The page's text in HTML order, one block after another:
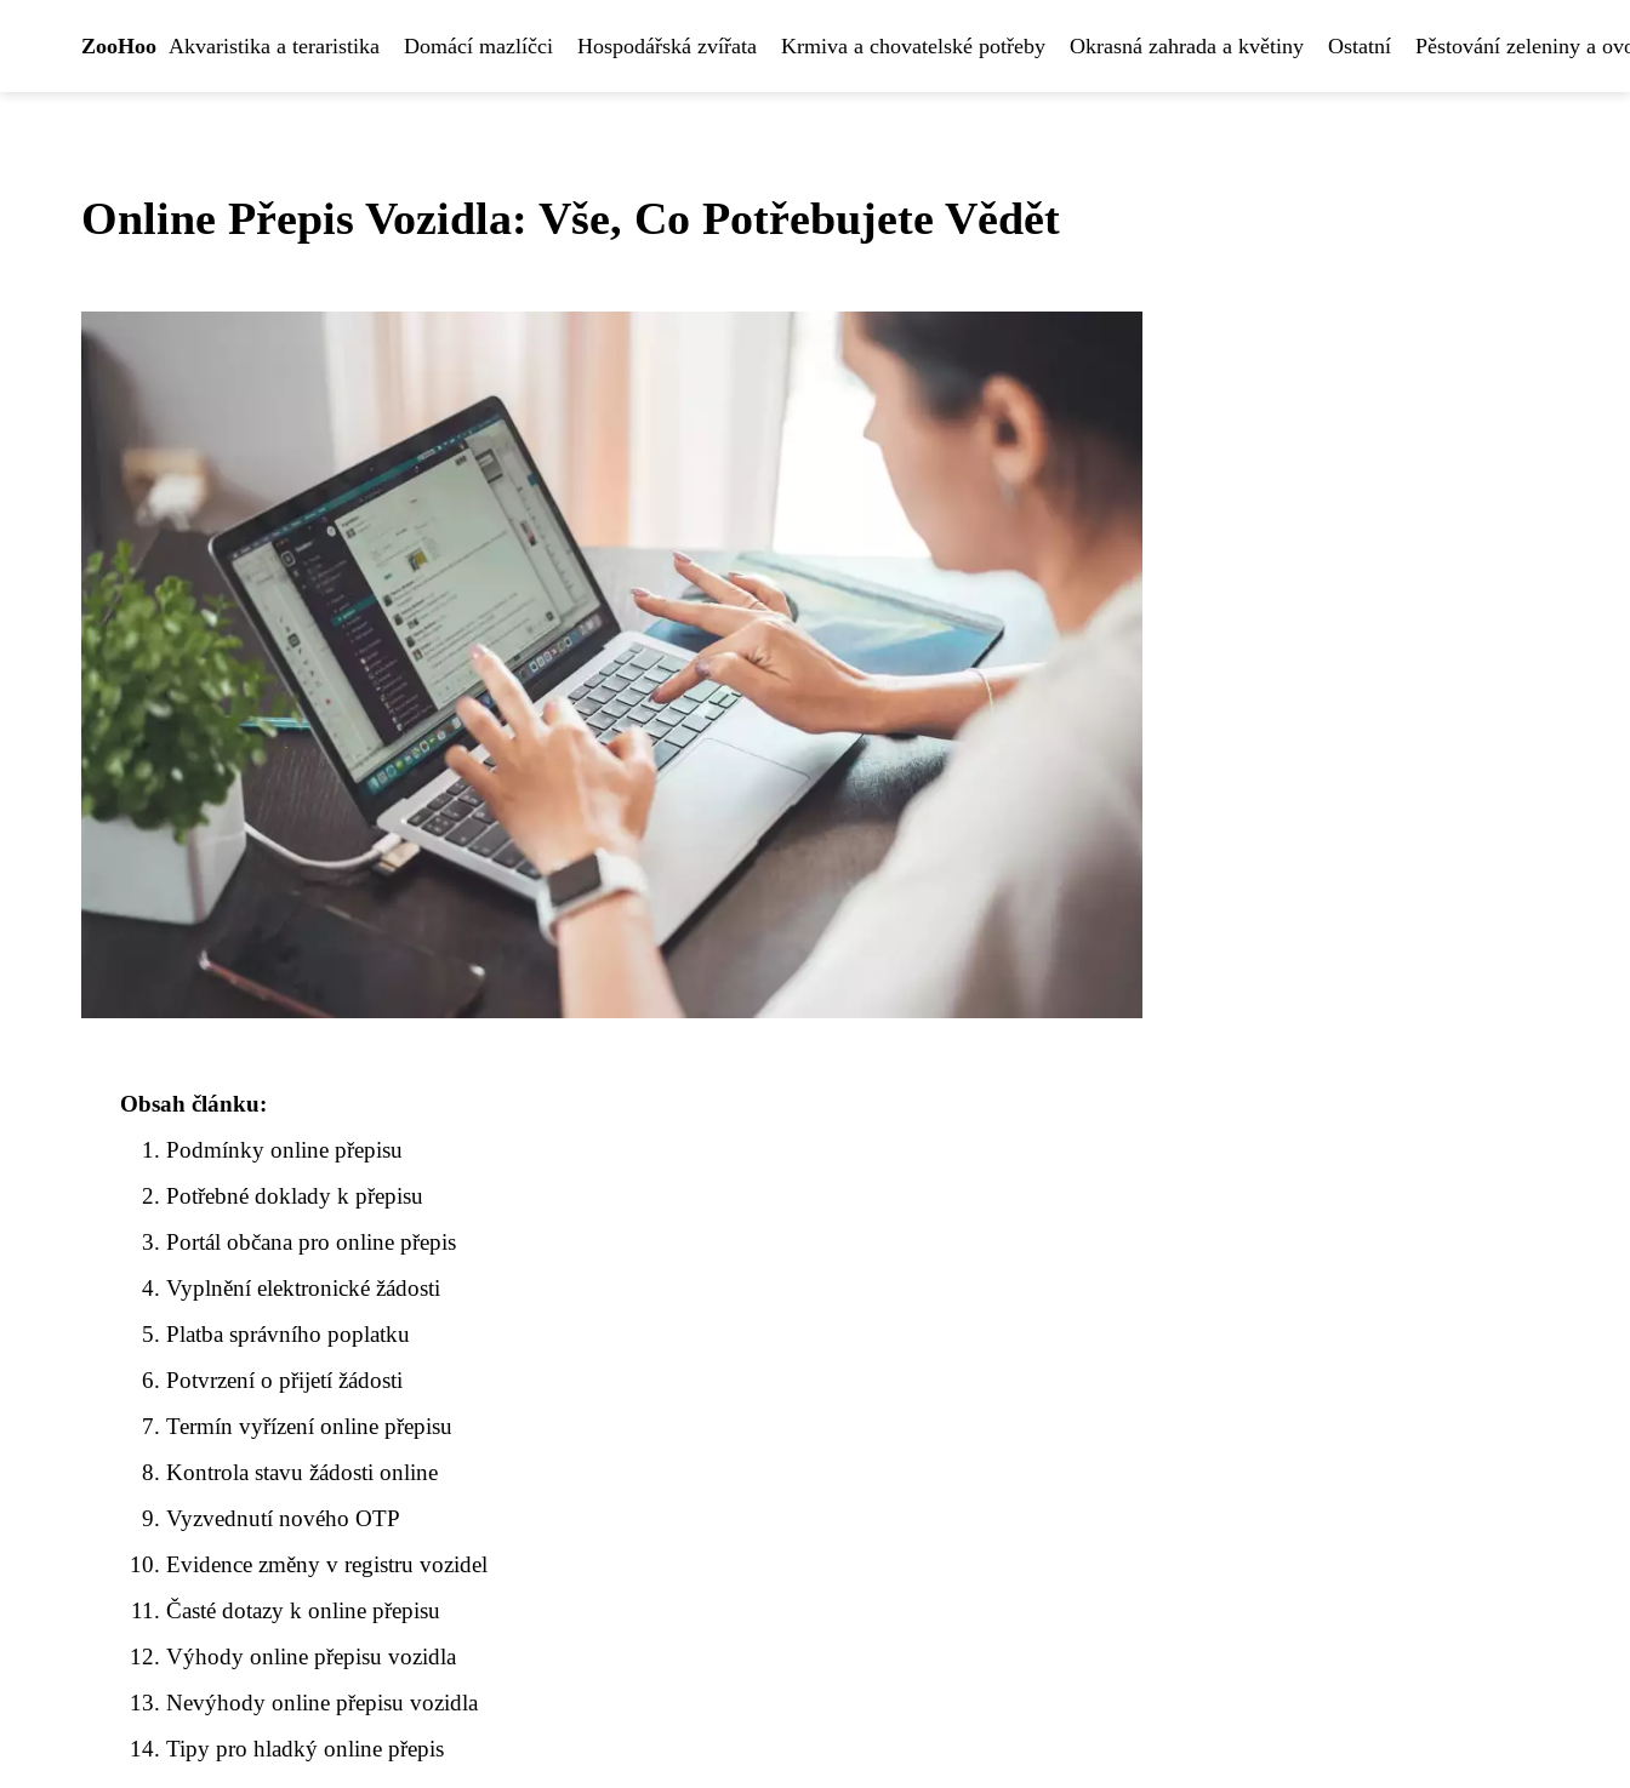
ZooHoo Akvaristika a teraristika Domácí mazlíčci Hospodářská zvířata Krmiva a chovatelské potřeby Okrasná zahrada a květiny Ostatní Pěstování zeleniny a
Online Přepis Vozidla: Vše, Co Potřebujete Vědět
Obsah článku:
Podmínky online přepisu
Potřebné doklady k přepisu
Portál občana pro online přepis
Vyplnění elektronické žádosti
Platba správního poplatku
Potvrzení o přijetí žádosti
Termín vyřízení online přepisu
Kontrola stavu žádosti online
Vyzvednutí nového OTP
Evidence změny v registru vozidel
Časté dotazy k online přepisu
Výhody online přepisu vozidla
Nevýhody online přepisu vozidla
Tipy pro hladký online přepis